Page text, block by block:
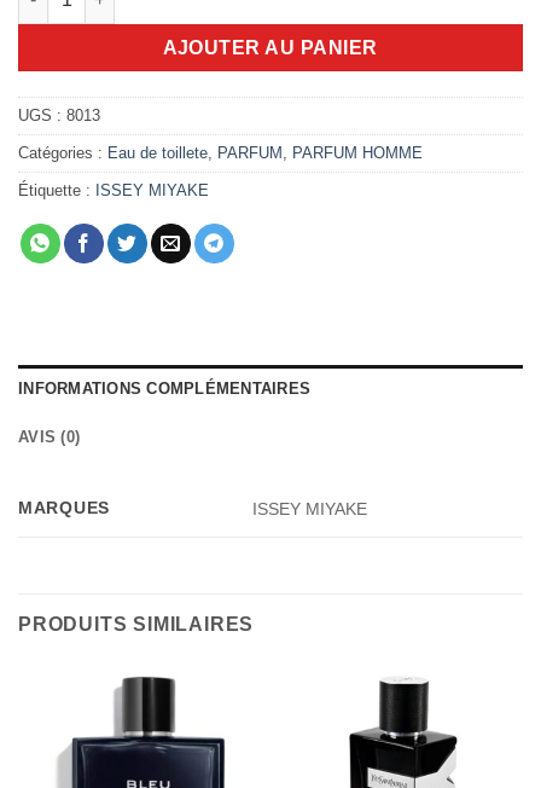
AJOUTER AU PANIER
UGS : 8013
Catégories : Eau de toillete PARFUM PARFUM HOMME
Étiquette : ISSEY MIYAKE
INFORMATIONS COMPLÉMENTAIRES
AVIS (0)
MARQUES ISSEY MIYAKE
PRODUITS SIMILAIRES